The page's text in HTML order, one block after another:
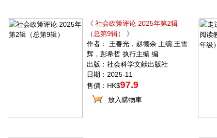
《 社会政策评论 2025年第2辑
（总第9辑） 》
作者： 王春光，赵德余 主编;王雪
辉，彭希哲 执行主编 编
出版：社会科学文献出版社
日期：2025-11
售價：HK$97.9
放入購物車